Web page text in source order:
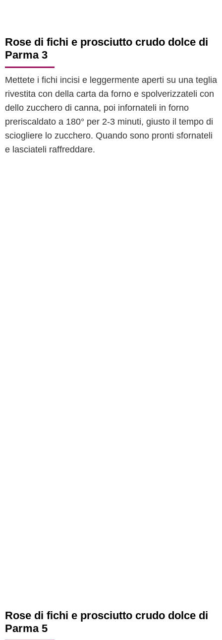
Rose di fichi e prosciutto crudo dolce di
Parma 3
Mettete i fichi incisi e leggermente aperti su una teglia
rivestita con della carta da forno e spolverizzateli con
dello zucchero di canna, poi infornateli in forno
preriscaldato a 180° per 2-3 minuti, giusto il tempo di
sciogliere lo zucchero. Quando sono pronti sfornateli
e lasciateli raffreddare.
Rose di fichi e prosciutto crudo dolce di
Parma 5